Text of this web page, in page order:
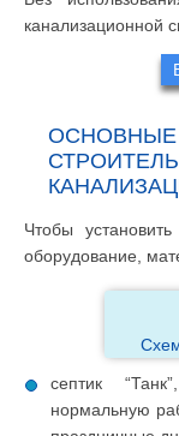
канализационной
ОСНОВНЫЕ
Чтобы
оборудование,
септик
нормальную